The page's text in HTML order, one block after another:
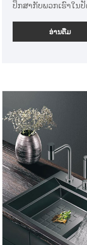
ປຶກສາກັບພວກເຮົາໃນ
ອ່ານ​ຕື່ມ